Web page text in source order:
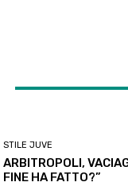
STILE JUVE
ARBITROPOLI,
FINE HA FATTO?”